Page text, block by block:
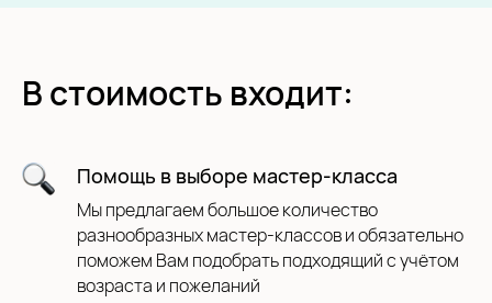
В стоимость входит:
Помощь в выборе мастер-класса
Мы предлагаем большое количество
разнообразных мастер-классов и обязательно
поможем Вам подобрать подходящий с учётом
возраста и пожеланий